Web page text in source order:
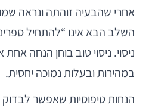
אחרי שהבעיה זוהתה ונראה
השלב הבא אינו “להתחיל
ניסוי. ניסוי טוב בוחן הנחה אחת
במהירות ובעלות נמוכה יחסית.
הנחות טיפוסיות שאפשר